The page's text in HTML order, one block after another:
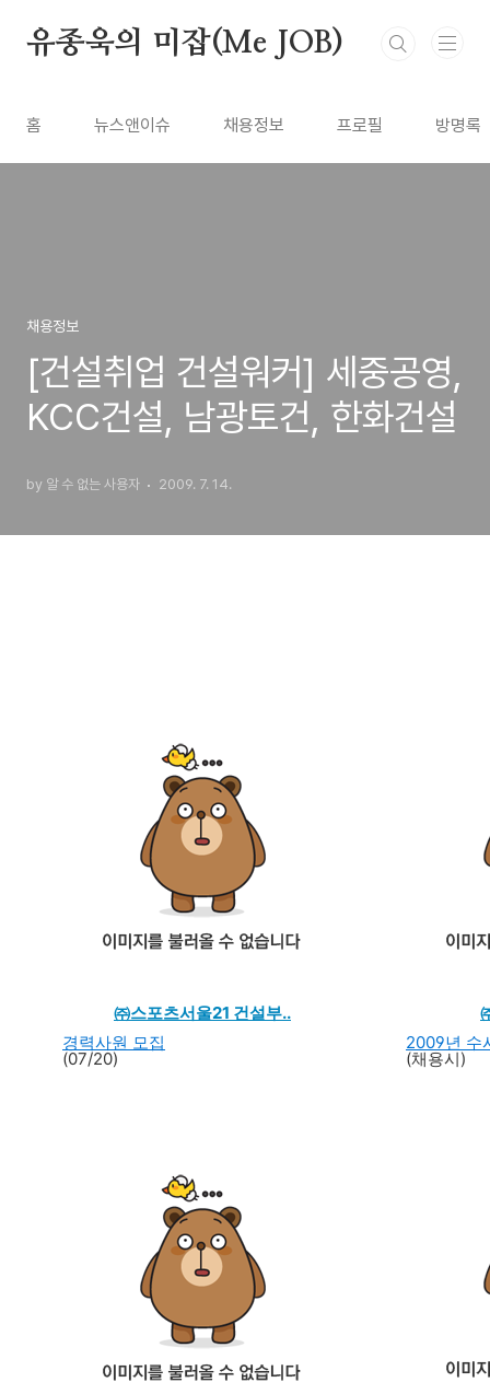
유종욱의 미잡(Me JOB)
홈 뉴스앤이슈 채용정보 프로필 방명록
채용정보
[건설취업 건설워커] 세중공영,
KCC건설, 남광토건, 한화건설
by 알 수 없는 사용자 2009. 7. 14.
㈜스포츠서울21 건설부..
경력사원 모집
(07/20)
2009년 수
(채용시)